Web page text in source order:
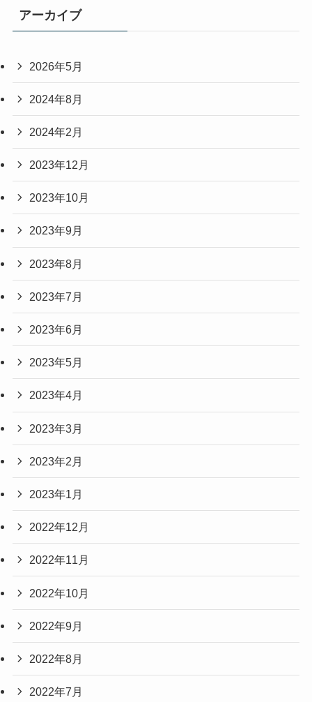
アーカイブ
2026年5月
2024年8月
2024年2月
2023年12月
2023年10月
2023年9月
2023年8月
2023年7月
2023年6月
2023年5月
2023年4月
2023年3月
2023年2月
2023年1月
2022年12月
2022年11月
2022年10月
2022年9月
2022年8月
2022年7月